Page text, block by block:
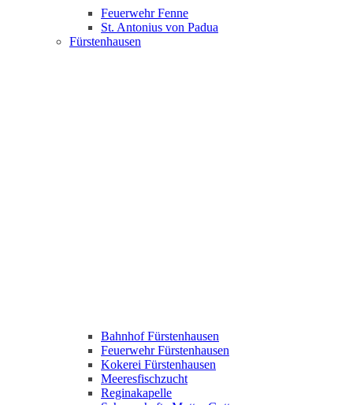
Feuerwehr Fenne
St. Antonius von Padua
Fürstenhausen
Bahnhof Fürstenhausen
Feuerwehr Fürstenhausen
Kokerei Fürstenhausen
Meeresfischzucht
Reginakapelle